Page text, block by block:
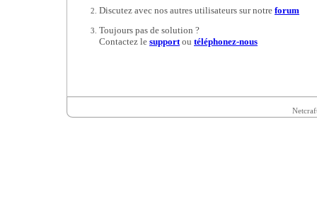
Discutez avec nos autres utilisateurs sur notre forum
Toujours pas de solution ?
Contactez le supportou téléphonez-nous